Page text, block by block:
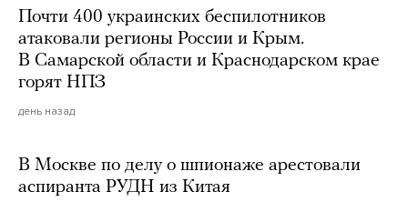
Почти 400 украинских беспилотников
атаковали регионы России и Крым.
В Самарской области и Краснодарском крае
горят НПЗ
день назад
В Москве по делу о шпионаже арестовали
аспиранта РУДН из Китая